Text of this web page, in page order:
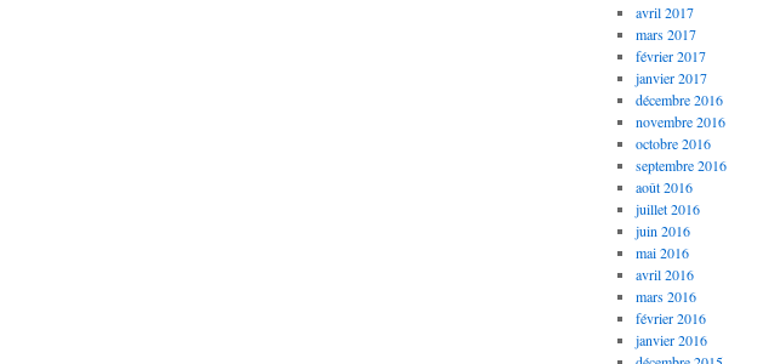
avril 2017
mars 2017
février 2017
janvier 2017
décembre 2016
novembre 2016
octobre 2016
septembre 2016
août 2016
juillet 2016
juin 2016
mai 2016
avril 2016
mars 2016
février 2016
janvier 2016